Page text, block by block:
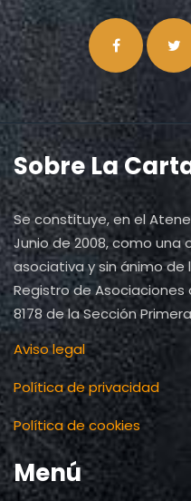
Sobre La
Se constituye, en el
Junio de 2008, como
asociativa y sin ánimo
Registro de Asociaciones
8178 de la Sección
Aviso legal
Política de privacidad
Política de cookies
Menú